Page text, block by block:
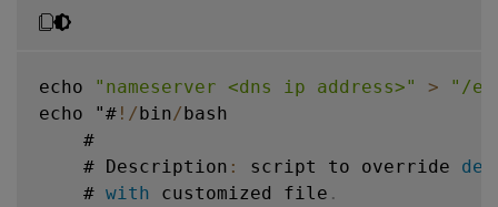
echo "nameserver <dns ip address>" >
"/
echo "# ! /bin/bash
    #
    # Description
: script to override
    #
with customized file .
Étape 8 : Configurer le VDA Linux
Configuration automatisée
Supprimer les modifications de configuration
Journaux de configuration